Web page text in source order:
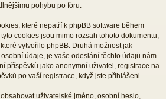
pohybu po fóru.
které nepatří k phpBB software během
cookies jsou mimo rozsah tohoto dokumentu,
vytvořilo phpBB. Druhá možnost jak
údaje, je vaše odeslání těchto údajů nám.
příspěvků jako anonymní uživatel, registrace na
po vaší registrace, když jste přihlášeni.
uživatelské jméno, osobní heslo,